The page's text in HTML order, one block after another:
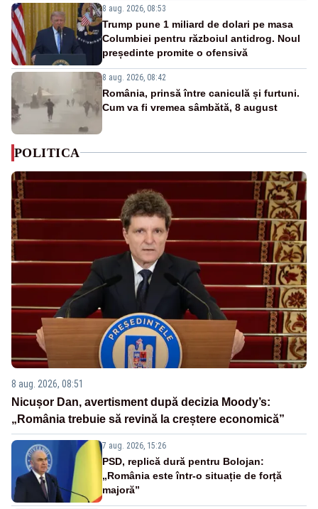
8 aug. 2026, 08:53
Trump pune 1 miliard de dolari pe masa
Columbiei pentru războiul antidrog. Noul
președinte promite o ofensivă
8 aug. 2026, 08:42
România, prinsă între caniculă și furtuni.
Cum va fi vremea sâmbătă, 8 august
POLITICA
8 aug. 2026, 08:51
Nicușor Dan, avertisment după decizia Moody’s:
„România trebuie să revină la creștere economică”
7 aug. 2026, 15:26
PSD, replică dură pentru Bolojan:
„România este într-o situație de forță
majoră”